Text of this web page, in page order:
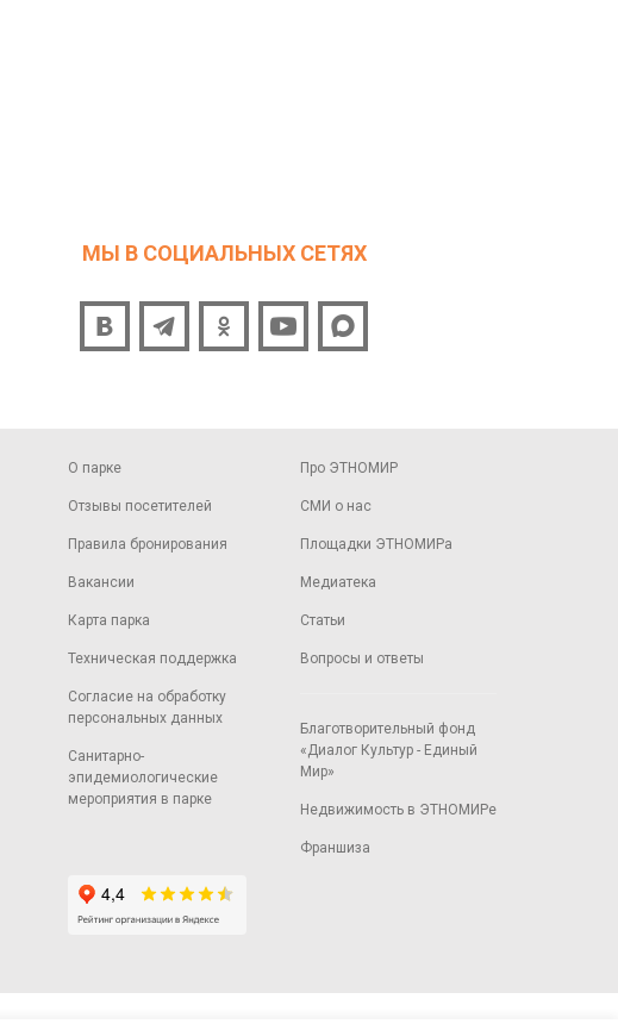
МЫ В СОЦИАЛЬНЫХ СЕТЯХ
О парке
Отзывы посетителей
Правила бронирования
Вакансии
Карта парка
Техническая поддержка
Согласие на обработку
персональных данных
Санитарно-
эпидемиологические
мероприятия в парке
Про ЭТНОМИР
СМИ о нас
Площадки ЭТНОМИРа
Медиатека
Статьи
Вопросы и ответы
Благотворительный фонд
«Диалог Культур - Единый
Мир»
Недвижимость в ЭТНОМИРе
Франшиза